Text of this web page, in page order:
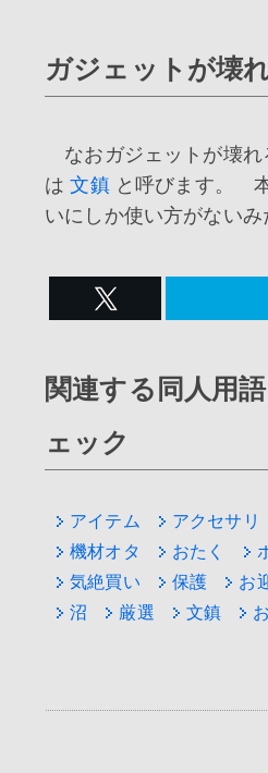
ガジェットが壊
なおガジェットが壊れ
は文鎮と呼びます。 本
いにしか使い方がないみ
関連する同人用
ェック
アイテム アクセサリ
機材オタ
おたく
気絶買い
保護 お
沼
厳選 文鎮